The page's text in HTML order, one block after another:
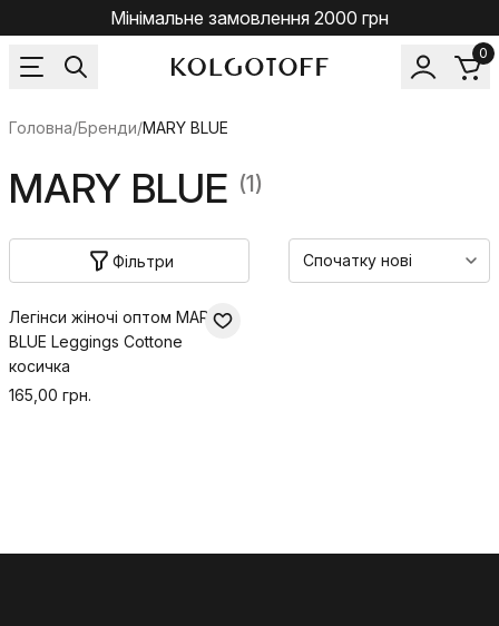
Мінімальне замовлення 2000 грн
0
Головна/Бренди/MARY BLUE
MARY BLUE (1)
Фільтри
Легінси жіночі оптом MARY
BLUE Leggings Cottone
косичка
165,00 грн.